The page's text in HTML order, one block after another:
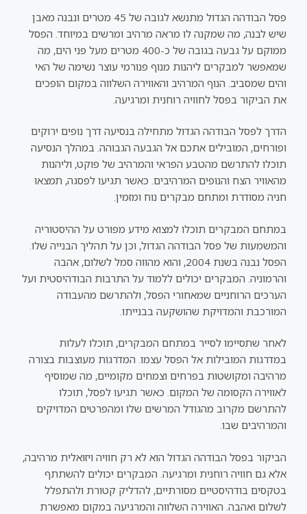
פסל הבודהה הגדול מתנשא לגובה של 45 מטרים ונבנה מאבן
שיש לבנה, מה שמקנה לו מראה מרהיב ומרשים במיוחד. הפסל
ממוקם על גבעה בגובה של כ-400 מטרים מעל פני הים, מה
שמאפשר למבקרים ליהנות מנוף פנורמי עוצר נשימה של האי
והים שמסביב. הנוף המרהיב והאווירה השלווה במקום הופכים
את הביקור בפסל לחוויה רוחנית ומרגיעה.
הדרך לפסל הבודהה הגדול מתחילה בנסיעה דרך נופים ירוקים
ופורחים, המובילים אתכם אל הגבעה הגבוהה. במהלך הנסיעה
תוכלו להתרשם מהטבע הפראי והמרהיב של פוקט, וליהנות
מהאוויר הצח והנופים המרהיבים. כאשר תגיעו לפסגה, תמצאו
חניה מסודרת ומתחם מבקרים נוח ומזמין.
במתחם המבקרים תוכלו למצוא מידע מפורט על ההיסטוריה
והמשמעות של פסל הבודהה הגדול, וכן על תהליך הבנייה שלו.
הפסל נבנה בשנת 2004, והוא מהווה סמל לשלום, אהבה
והרמוניה. המבקרים יכולים ללמוד על התרבות הבודהיסטית ועל
הערכים הרוחניים שמאחורי הפסל, ולהתרשם מהעבודה
המורכבת והמדויקת שהושקעה בבנייתו.
לאחר שתסיימו לסייר במתחם המבקרים, תוכלו לעלות
במדרגות המובילות אל הפסל עצמו. המדרגות מעוצבות בצורה
מרהיבה ומקושטות בפרחים וצמחים מקומיים, מה שמוסיף
לאווירה הקסומה של המקום. כאשר תגיעו לפסל, תוכלו
להתרשם מקרוב מהגודל המרשים שלו ומהפרטים המדויקים
והמרהיבים שבו.
הביקור בפסל הבודהה הגדול הוא לא רק חוויה ויזואלית מרהיבה,
אלא גם חוויה רוחנית ומרגיעה. המבקרים יכולים להשתתף
בטקסים בודהיסטיים מסורתיים, להדליק קטורת ולהתפלל
לשלום ואהבה. האווירה השלווה והמרגיעה במקום מאפשרת